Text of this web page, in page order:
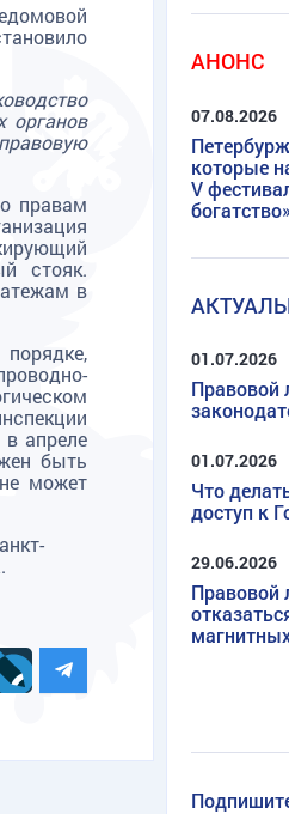
органов
правам
стояк.
в
апреле
быть
может
АНОНС
07.08.2026
которые
V
богатство»
01.07.2026
Правовой
01.07.2026
Что
доступ к
29.06.2026
Правовой